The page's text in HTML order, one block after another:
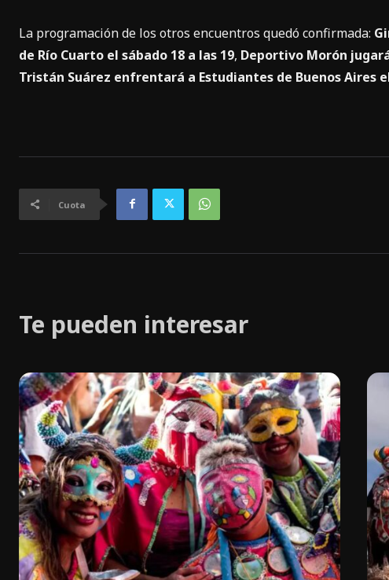
La programación de los otros encuentros quedó confirmada:
de Río Cuarto el sábado 18 a las 19, Deportivo Morón
Tristán Suárez enfrentará a Estudiantes de Buenos Aires
Cuota
Te pueden interesar